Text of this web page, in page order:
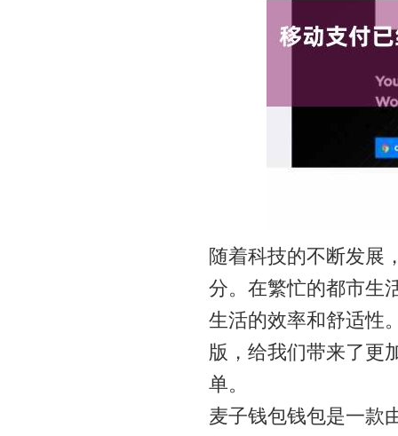
随着科技的不断发展
分。在繁忙的都市生
生活的效率和舒适性
版，给我们带来了更
单。
麦子钱包钱包是一款